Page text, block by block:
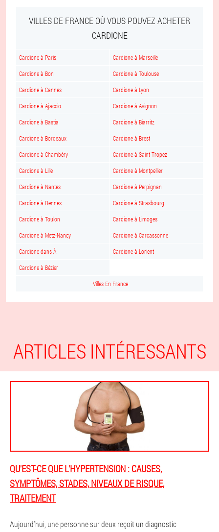
VILLES DE FRANCE OÙ VOUS POUVEZ ACHETER
CARDIONE
Cardione à Paris Cardione à Marseille
Cardione à Bon Cardione à Toulouse
Cardione à Cannes Cardione à Lyon
Cardione à Ajaccio Cardione à Avignon
Cardione à Bastia Cardione à Biarritz
Cardione à Bordeaux Cardione à Brest
Cardione à Chambéry Cardione à Saint Tropez
Cardione à Lille Cardione à Montpellier
Cardione à Nantes Cardione à Perpignan
Cardione à Rennes Cardione à Strasbourg
Cardione à Toulon Cardione à Limoges
Cardione à Metz-Nancy Cardione à Carcassonne
Cardione dans À Cardione à Lorient
Cardione à Bézier
Villes En France
ARTICLES INTÉRESSANTS
QU'EST-CE QUE L'HYPERTENSION : CAUSES,
SYMPTÔMES, STADES, NIVEAUX DE RISQUE,
TRAITEMENT
Aujourd'hui, une personne sur deux reçoit un diagnostic